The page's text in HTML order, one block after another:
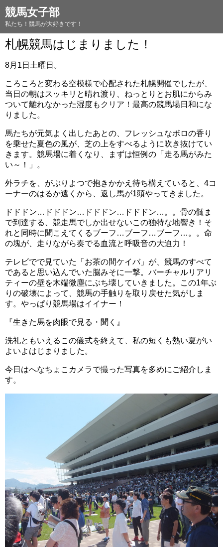
競馬女子部
私たち！競馬が大好きです！
札幌競馬はじまりました！
8月1日土曜日。
ころころと変わる空模様で心配された札幌開催でしたが、
当日の朝はスッキリと晴れ渡り、ねっとりとお肌にからみ
ついて離れなかった湿度もクリア！最高の競馬場日和にな
りました。
馬たちが元気よく出したあとの、フレッシュなボロの香り
を乗せた夏色の風が、芝の上をすべるように吹き抜けてい
きます。競馬場に着くなり、まずは恒例の「走る馬がみた
い～！」。
外ラチを、がぶりよつで抱きかかえ待ち構えていると、4コ
ーナーのはるか遠くから、返し馬が1頭やってきました。
ドドドン…ドドドン…ドドドン…ドドドン…。。骨の髄ま
で到達する、競走馬でしか出せないこの独特な地響き！そ
れと同時に聞こえてくるブーフ…ブーフ…ブーフ…。。命
の塊が、走りながら奏でる血流と呼吸音の大迫力！
テレビでで見ていた「お茶の間ケイバ」が、競馬のすべて
であると思い込んでいた脳みそに一撃。バーチャルリアリ
ティーの壁を木端微塵にぶち壊していきました。この1年ぶ
りの破壊によって、競馬の手触りを取り戻せた気がしま
す。やっぱり競馬場はイイナー！
『生きた馬を肉眼で見る・聞く』
洗礼ともいえるこの儀式を終えて、私の短くも熱い夏がい
よいよはじまりました。
今日はへなちょこカメラで撮った写真を多めにご紹介しま
す。